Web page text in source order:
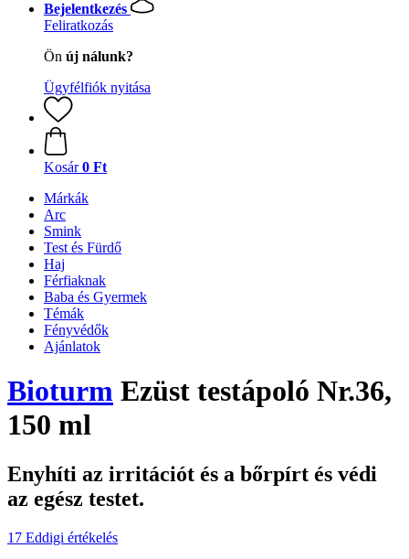
Bejelentkezés
Feliratkozás
Ön új nálunk?
Ügyfélfiók nyitása
Kosár 0 Ft
Márkák
Arc
Smink
Test és Fürdő
Haj
Férfiaknak
Baba és Gyermek
Témák
Fényvédők
Ajánlatok
Bioturm Ezüst testápoló Nr.36,
150 ml
Enyhíti az irritációt és a bőrpírt és védi
az egész testet.
17 Eddigi értékelés